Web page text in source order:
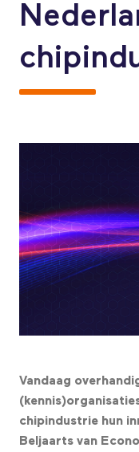
Vandaag
chipindustrie hun
Beljaarts van